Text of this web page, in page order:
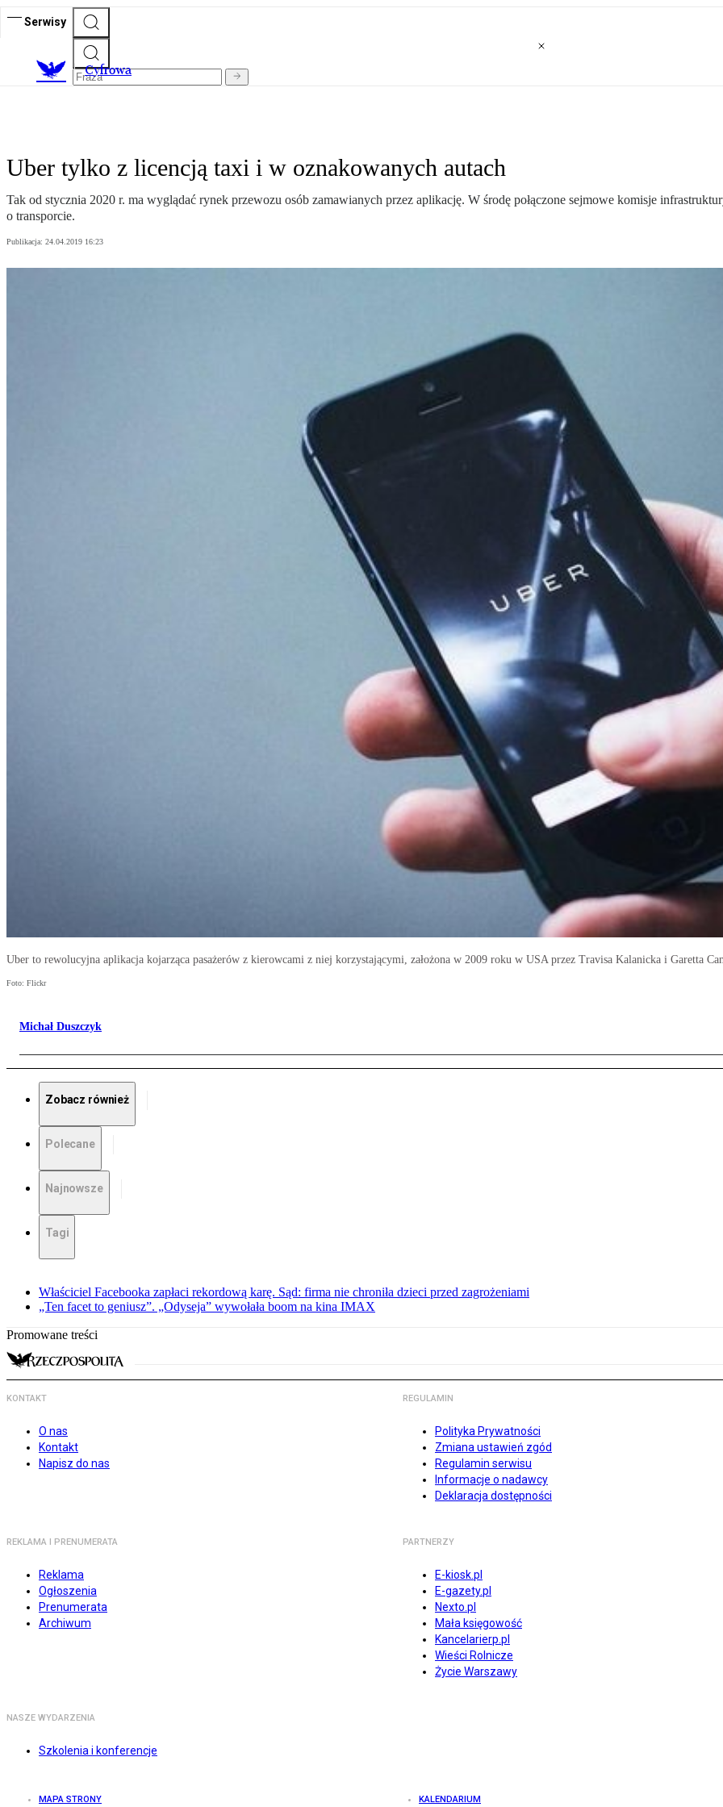
Serwisy
Cyfrowa
Uber tylko z licencją taxi i w oznakowanych autach
Tak od stycznia 2020 r. ma wyglądać rynek przewozu osób zamawianych przez aplikację. W środę połączone sejmowe komisje
o transporcie.
Publikacja: 24.04.2019 16:23
Uber to rewolucyjna aplikacja kojarząca pasażerów z kierowcami z niej korzystającymi, założona w 2009 roku w USA przez Travisa Kalanicka i Garetta
Foto: Flickr
Michał Duszczyk
Zobacz również
Polecane
Najnowsze
Tagi
Właściciel Facebooka zapłaci rekordową karę. Sąd: firma nie chroniła dzieci przed zagrożeniami
„Ten facet to geniusz”. „Odyseja” wywołała boom na kina IMAX
Promowane treści
KONTAKT
O nas
Kontakt
Napisz do nas
REGULAMIN
Polityka Prywatności
Zmiana ustawień zgód
Regulamin serwisu
Informacje o nadawcy
Deklaracja dostępności
REKLAMA I PRENUMERATA
Reklama
Ogłoszenia
Prenumerata
Archiwum
PARTNERZY
E-kiosk.pl
E-gazety.pl
Nexto.pl
Mała księgowość
Kancelarierp.pl
Wieści Rolnicze
Życie Warszawy
NASZE WYDARZENIA
Szkolenia i konferencje
MAPA STRONY KALENDARIUM